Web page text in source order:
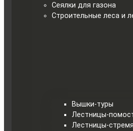
Сеялки для газона
Строительные леса и
Вышки-туры
Лестницы-
Лестницы-